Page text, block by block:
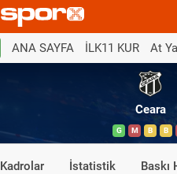
ANA SAYFA İLK11 KUR At
Ceara
G M B B
Kadrolar İstatistik Baskı